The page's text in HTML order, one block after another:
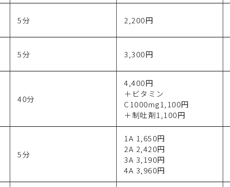
5分 2,200円
5分 3,300円
40分
4,400円
＋ビタミン
C1000mg1,100円
＋制吐剤1,100円
5分
1A 1,650円
2A 2,420円
3A 3,190円
4A 3,960円